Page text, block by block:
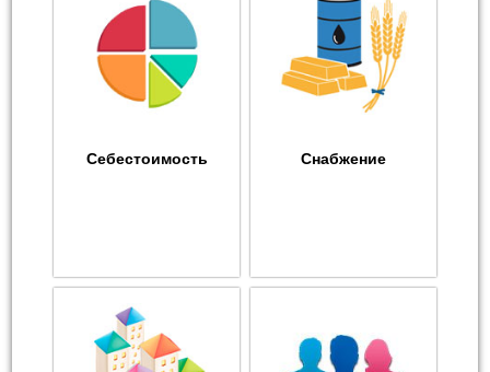
Себестоимость Снабжение